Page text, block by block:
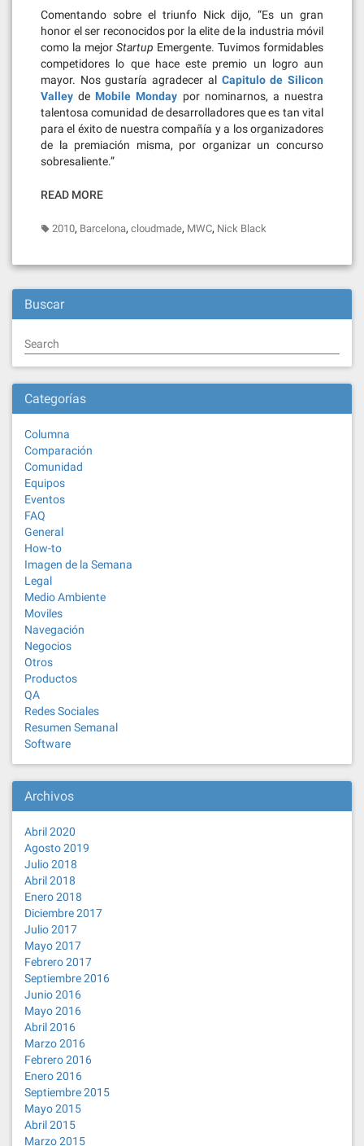
Comentando sobre el triunfo Nick dijo, “Es un gran
honor el ser reconocidos por la elite de la industria móvil
como la mejor Startup Emergente. Tuvimos formidables
competidores lo que hace este premio un logro aun
mayor. Nos gustaría agradecer al Capitulo de Silicon
Valley de Mobile Monday por nominarnos, a nuestra
talentosa comunidad de desarrolladores que es tan vital
para el éxito de nuestra compañía y a los organizadores
de la premiación misma, por organizar un concurso
sobresaliente.”
READ MORE
2010, Barcelona, cloudmade, MWC, Nick Black
Buscar
Search
Categorías
Columna
Comparación
Comunidad
Equipos
Eventos
FAQ
General
How-to
Imagen de la Semana
Legal
Medio Ambiente
Moviles
Navegación
Negocios
Otros
Productos
QA
Redes Sociales
Resumen Semanal
Software
Archivos
Abril 2020
Agosto 2019
Julio 2018
Abril 2018
Enero 2018
Diciembre 2017
Julio 2017
Mayo 2017
Febrero 2017
Septiembre 2016
Junio 2016
Mayo 2016
Abril 2016
Marzo 2016
Febrero 2016
Enero 2016
Septiembre 2015
Mayo 2015
Abril 2015
Marzo 2015